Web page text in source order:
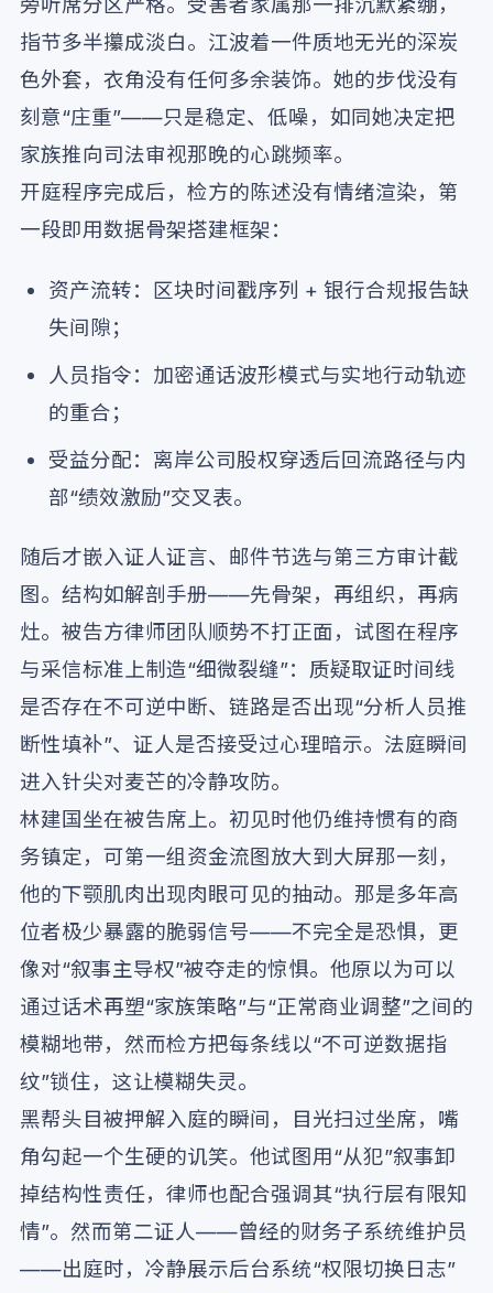
指节多半攥成淡白。江波着一件质地无光的深炭
色外套，衣角没有任何多余装饰。她的步伐没有
刻意“庄重”——只是稳定、低噪，如同她决定把
家族推向司法审视那晚的心跳频率。
开庭程序完成后，检方的陈述没有情绪渲染，第
一段即用数据骨架搭建框架：
资产流转：区块时间戳序列 + 银行合规报告缺
失间隙；
人员指令：加密通话波形模式与实地行动轨迹
的重合；
受益分配：离岸公司股权穿透后回流路径与内
部“绩效激励”交叉表。
随后才嵌入证人证言、邮件节选与第三方审计截
图。结构如解剖手册——先骨架，再组织，再病
灶。被告方律师团队顺势不打正面，试图在程序
与采信标准上制造“细微裂缝”：质疑取证时间线
是否存在不可逆中断、链路是否出现“分析人员推
断性填补”、证人是否接受过心理暗示。法庭瞬间
进入针尖对麦芒的冷静攻防。
林建国坐在被告席上。初见时他仍维持惯有的商
务镇定，可第一组资金流图放大到大屏那一刻，
他的下颚肌肉出现肉眼可见的抽动。那是多年高
位者极少暴露的脆弱信号——不完全是恐惧，更
像对“叙事主导权”被夺走的惊惧。他原以为可以
通过话术再塑“家族策略”与“正常商业调整”之间的
模糊地带，然而检方把每条线以“不可逆数据指
纹”锁住，这让模糊失灵。
黑帮头目被押解入庭的瞬间，目光扫过坐席，嘴
角勾起一个生硬的讥笑。他试图用“从犯”叙事卸
掉结构性责任，律师也配合强调其“执行层有限知
情”。然而第二证人——曾经的财务子系统维护员
——出庭时，冷静展示后台系统“权限切换日志”